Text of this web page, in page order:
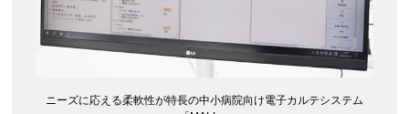
ニーズに応える柔軟性が特長の中小病院向け電子カルテシステム